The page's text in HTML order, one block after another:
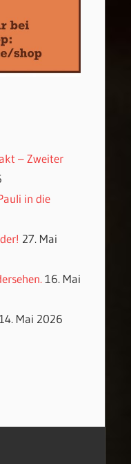
– Zweiter
in die
27. Mai
16. Mai
Mai 2026